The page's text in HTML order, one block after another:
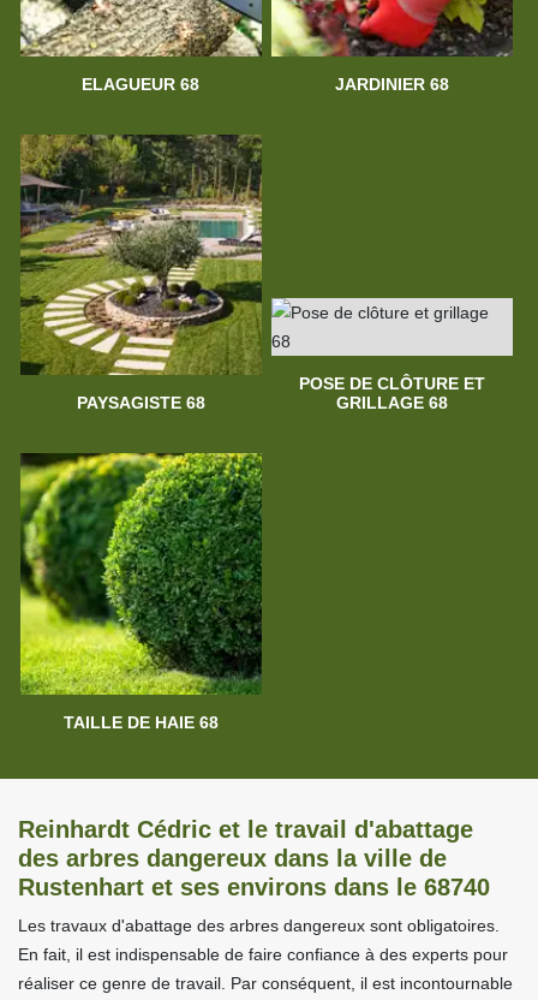
ELAGUEUR 68 JARDINIER 68
PAYSAGISTE 68
POSE DE CLÔTURE ET
GRILLAGE 68
TAILLE DE HAIE 68
Reinhardt Cédric et le travail d'abattage
des arbres dangereux dans la ville de
Rustenhart et ses environs dans le 68740
Les travaux d'abattage des arbres dangereux sont obligatoires.
En fait, il est indispensable de faire confiance à des experts pour
réaliser ce genre de travail. Par conséquent, il est incontournable